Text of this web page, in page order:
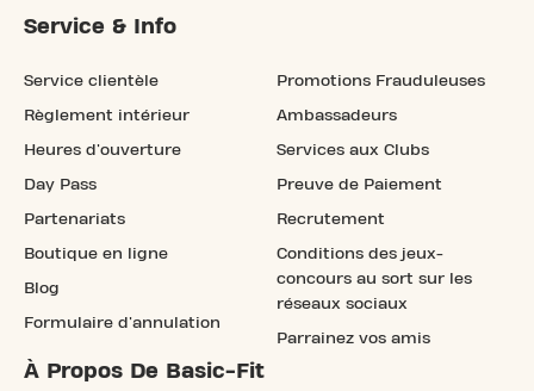
Service & Info
Service clientèle
Règlement intérieur
Heures d'ouverture
Day Pass
Partenariats
Boutique en ligne
Blog
Formulaire d'annulation
Promotions Frauduleuses
Ambassadeurs
Services aux Clubs
Preuve de Paiement
Recrutement
Conditions des jeux-
concours au sort sur les
réseaux sociaux
Parrainez vos amis
À Propos De Basic-Fit